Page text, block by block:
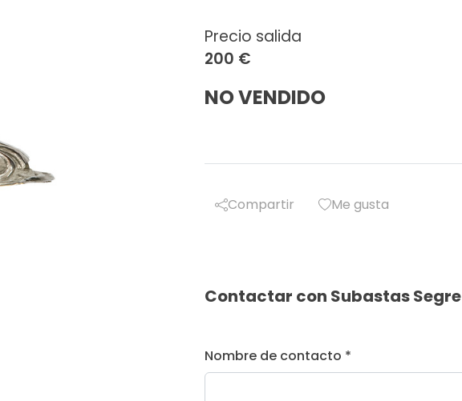
Precio salida
200 €
NO VENDIDO
Compartir Me gusta
Contactar con Subastas Segre
Nombre de contacto *